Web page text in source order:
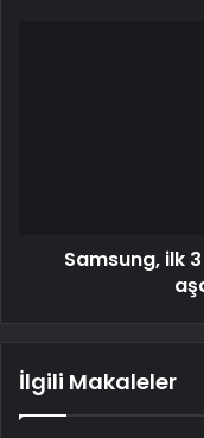
Samsung, ilk
İlgili Makaleler